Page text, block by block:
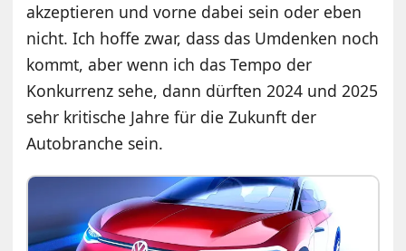
akzeptieren und vorne dabei sein oder eben
nicht. Ich hoffe zwar, dass das Umdenken noch
kommt, aber wenn ich das Tempo der
Konkurrenz sehe, dann dürften 2024 und 2025
sehr kritische Jahre für die Zukunft der
Autobranche sein.